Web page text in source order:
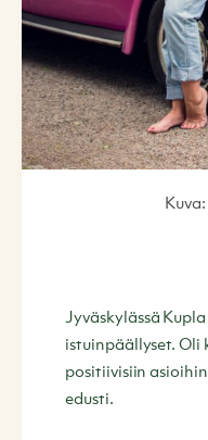
Jyväskylässä
istuinpäällyset. Oli
positiivisiin
edusti.